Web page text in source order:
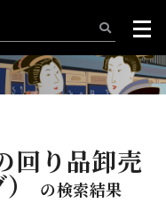
回り品卸売
の検索結果